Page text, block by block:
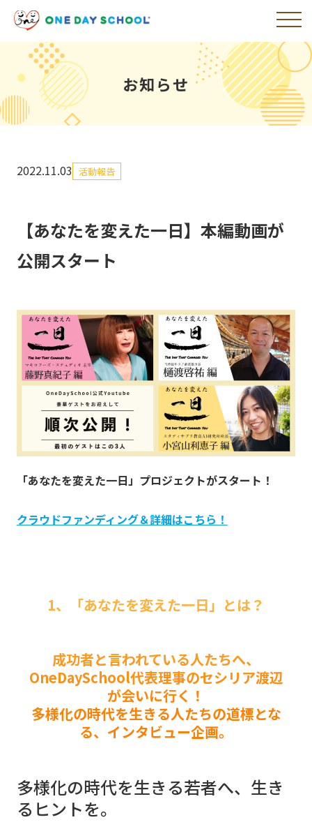
お知らせ
2022.11.03 活動報告
【あなたを変えた一日】本編動画が
公開スタート
「あなたを変えた一日」プロジェクトがスタート！
クラウドファンディング＆詳細はこちら！
1、「あなたを変えた一日」とは？
成功者と言われている人たちへ、
OneDaySchool代表理事のセシリア渡辺
が会いに行く！
多様化の時代を生きる人たちの道標とな
る、インタビュー企画。
多様化の時代を生きる若者へ、生き
るヒントを。